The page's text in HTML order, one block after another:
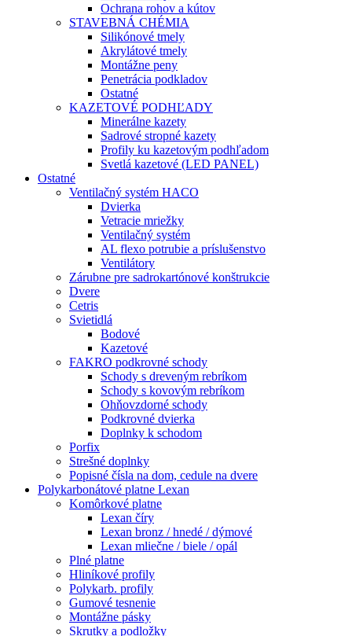
Ochrana rohov a kútov
STAVEBNÁ CHÉMIA
Silikónové tmely
Akrylátové tmely
Montážne peny
Penetrácia podkladov
Ostatné
KAZETOVÉ PODHĽADY
Minerálne kazety
Sadrové stropné kazety
Profily ku kazetovým podhľadom
Svetlá kazetové (LED PANEL)
Ostatné
Ventilačný systém HACO
Dvierka
Vetracie mriežky
Ventilačný systém
AL flexo potrubie a príslušenstvo
Ventilátory
Zárubne pre sadrokartónové konštrukcie
Dvere
Cetris
Svietidlá
Bodové
Kazetové
FAKRO podkrovné schody
Schody s dreveným rebríkom
Schody s kovovým rebríkom
Ohňovzdorné schody
Podkrovné dvierka
Doplnky k schodom
Porfix
Strešné doplnky
Popisné čísla na dom, cedule na dvere
Polykarbonátové platne Lexan
Komôrkové platne
Lexan číry
Lexan bronz / hnedé / dýmové
Lexan mliečne / biele / opál
Plné platne
Hliníkové profily
Polykarb. profily
Gumové tesnenie
Montážne pásky
Skrutky a podložky